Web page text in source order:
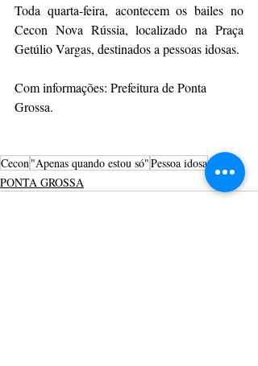
Toda quarta-feira, acontecem os bailes no
Cecon Nova Rússia, localizado na Praça
Getúlio Vargas, destinados a pessoas idosas.
Com informações: Prefeitura de Ponta
Grossa.
Cecon "Apenas quando estou só"Pessoa idosa
PONTA GROSSA